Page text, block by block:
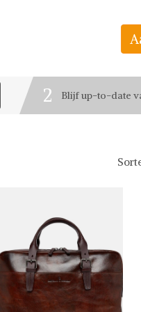
Bestel jouw
2 Blijf up-to-date
3 Deel de leukste